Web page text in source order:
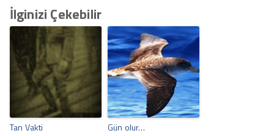
İlginizi Çekebilir
Tan Vakti Gün olur…